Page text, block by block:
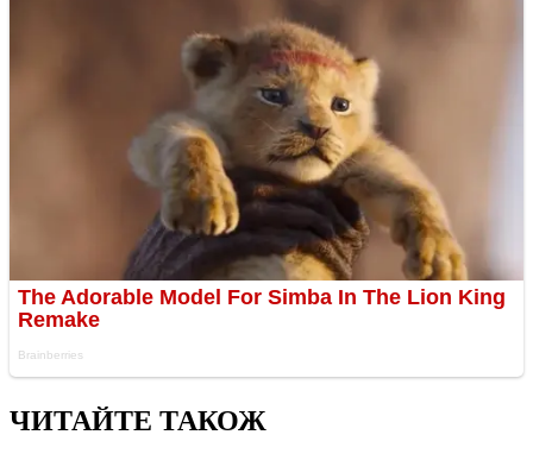
ЧИТАЙТЕ ТАКОЖ